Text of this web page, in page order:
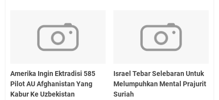
Amerika Ingin Ektradisi 585
Pilot AU Afghanistan Yang
Kabur Ke Uzbekistan
Israel Tebar Selebaran Untuk
Melumpuhkan Mental Prajurit
Suriah